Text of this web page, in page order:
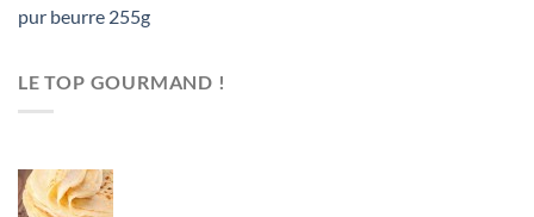
pur beurre 255g
LE TOP GOURMAND !